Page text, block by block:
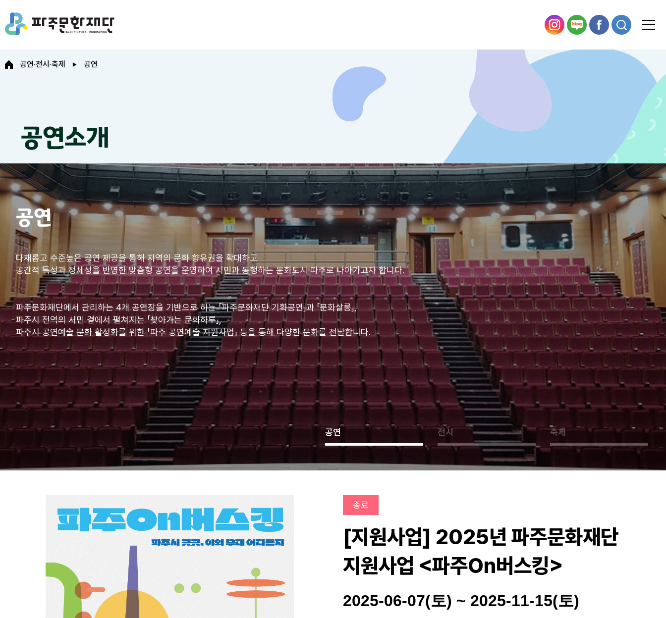
공연·전시·축제 공연
공연소개
공연
다채롭고 수준높은 공연 제공을 통해 지역의 문화 향유권을 확대하고
공간적 특성과 정체성을 반영한 맞춤형 공연을 운영하여 시민과 동행하는 문화도시 파주로 나아가고자 합니다.
파주문화재단에서 관리하는 4개 공연장을 기반으로 하는 「파주문화재단 기획공연」과 「문화살롱」,
파주시 전역의 시민 곁에서 펼쳐지는 「찾아가는 문화하루」,
파주시 공연예술 문화 활성화를 위한 「파주 공연예술 지원사업」 등을 통해 다양한 문화를 전달합니다.
공연 전시 축제
종료
[지원사업] 2025년 파주문화재단
지원사업 <파주On버스킹>
2025-06-07(토) ~ 2025-11-15(토)